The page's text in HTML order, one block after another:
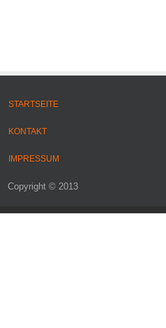
STARTSEITE
KONTAKT
IMPRESSUM
Copyright © 2013